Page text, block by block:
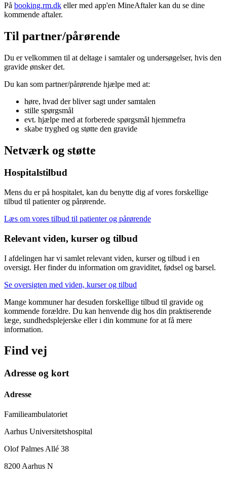
På booking.rm.dk eller med app'en MineAftaler kan du se dine
kommende aftaler.
Til partner/pårørende
Du er velkommen til at deltage i samtaler og undersøgelser, hvis den
gravide ønsker det.
Du kan som partner/pårørende hjælpe med at:
høre, hvad der bliver sagt under samtalen
stille spørgsmål
evt. hjælpe med at forberede spørgsmål hjemmefra
skabe tryghed og støtte den gravide
Netværk og støtte
Hospitalstilbud
Mens du er på hospitalet, kan du benytte dig af vores forskellige
tilbud til patienter og pårørende.
Læs om vores tilbud til patienter og pårørende
Relevant viden, kurser og tilbud
I afdelingen har vi samlet relevant viden, kurser og tilbud i en
oversigt. Her finder du information om graviditet, fødsel og barsel.
Se oversigten med viden, kurser og tilbud
Mange kommuner har desuden forskellige tilbud til gravide og
kommende forældre. Du kan henvende dig hos din praktiserende
læge, sundhedsplejerske eller i din kommune for at få mere
information.
Find vej
Adresse og kort
Adresse
Familieambulatoriet
Aarhus Universitetshospital
Olof Palmes Allé 38
8200 Aarhus N